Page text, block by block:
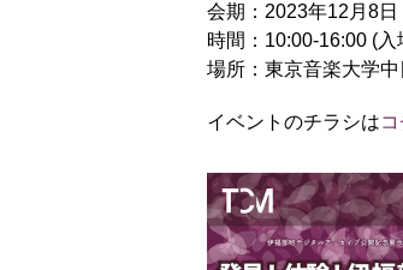
会期：2023年12月8日
時間：10:00-16:00 (
場所：東京音楽大学
イベントのチラシは